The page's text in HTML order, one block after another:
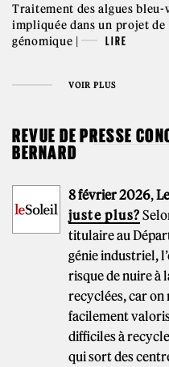
Traitement des algues
impliquée dans un projet
génomique |
LIRE
VOIR PLUS
REVUE DE PRESSE
BERNARD
8 février 2026,
juste plus?
titulaire au
génie industriel,
risque de nuire à
recyclées, car on
facilement
difficiles à
qui sort des